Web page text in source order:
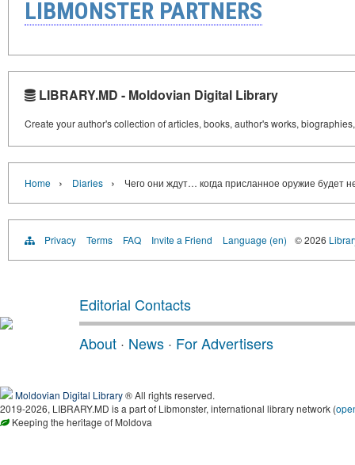
LIBMONSTER PARTNERS
LIBRARY.MD - Moldovian Digital Library
Create your author's collection of articles, books, author's works,
Home › Diaries › Чего они ждут… когда присланное оружие будет
Privacy Terms FAQ Invite a Friend Language (en) © 2026
Editorial Contacts
About · News · For Advertisers
Moldovian Digital Library® All rights reserved.
2019-2026, LIBRARY.MD is a part of Libmonster, international library network (
Keeping the heritage of Moldova